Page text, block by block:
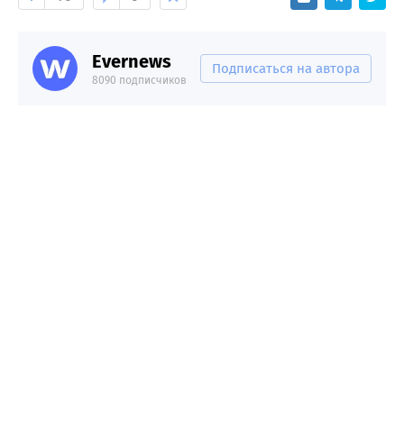
Evernews
8090 подписчиков
Подписаться на автора